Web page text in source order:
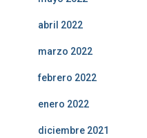
abril 2022
marzo 2022
febrero 2022
enero 2022
diciembre 2021